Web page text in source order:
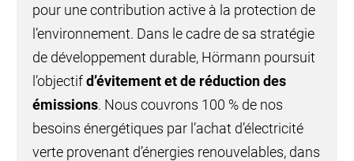
pour une contribution active à la protection de
l’environnement. Dans le cadre de sa stratégie
de développement durable, Hörmann poursuit
l’objectifd’évitement et de réduction des
émissions. Nous couvrons 100 % de nos
besoins énergétiques par l’achat d’électricité
verte provenant d’énergies renouvelables, dans